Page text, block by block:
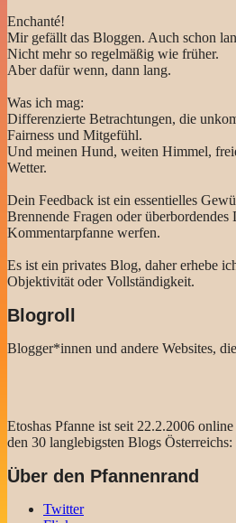
Enchanté!
Mir gefällt das Bloggen. Auch schon
Nicht mehr so regelmäßig wie früher.
Aber dafür wenn, dann lang.
Was ich mag:
Differenzierte Betrachtungen, die
Fairness und Mitgefühl.
Und meinen Hund, weiten Himmel,
Wetter.
Dein Feedback ist ein essentielles
Brennende Fragen oder
Kommentarpfanne werfen.
Es ist ein privates Blog, daher erhebe
Objektivität oder Vollständigkeit.
Blogroll
Blogger*innen und andere Websites,
Etoshas Pfanne ist seit 22.2.2006
den 30 langlebigsten Blogs Österreichs:
Über den Pfannenrand
Twitter